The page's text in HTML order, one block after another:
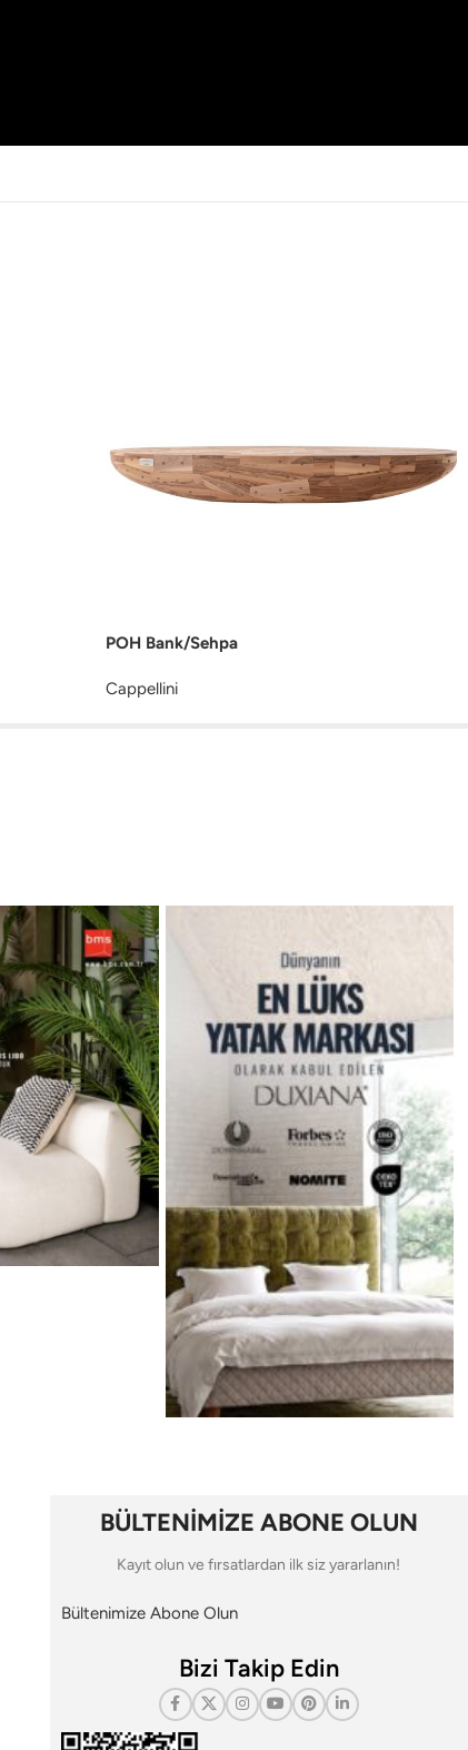
POH Bank/Sehpa
Cappellini
BÜLTENİMİZE ABONE OLUN
Kayıt olun ve fırsatlardan ilk siz yararlanın!
Bültenimize Abone Olun
Bizi Takip Edin